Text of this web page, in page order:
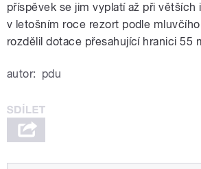
příspěvek se jim vyplatí až při větších
v letošním roce rezort podle
rozdělil dotace přesahující hranici 55
autor: pdu